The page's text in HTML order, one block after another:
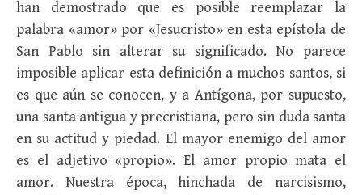
han demostrado que es posible reemplazar la
palabra «amor» por «Jesucristo» en esta epístola de
San Pablo sin alterar su significado. No parece
imposible aplicar esta definición a muchos santos, si
es que aún se conocen, y a Antígona, por supuesto,
una santa antigua y precristiana, pero sin duda santa
en su actitud y piedad. El mayor enemigo del amor
es el adjetivo «propio». El amor propio mata el
amor. Nuestra época, hinchada de narcisismo,